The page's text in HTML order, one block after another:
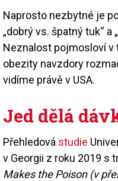
Naprosto nezbytné je
„dobrý vs. špatný tuk“ a
Neznalost pojmosloví v
obezity navzdory
vidíme právě v USA.
Jed dělá
Přehledová studie
v Georgii z roku 2019 s
Makes the Poison (v